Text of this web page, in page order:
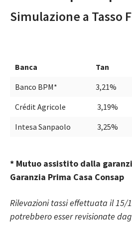
Simulazione a Tasso
Banca Tan
Banco BPM* 3,21%
Crédit Agricole
3,19%
Intesa Sanpaolo
3,25%
* Mutuo assistito dalla
Garanzia Prima Casa Consap
Rilevazioni tassi effettuata il 15/
potrebbero esser revisionate